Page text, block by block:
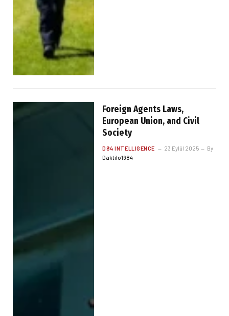
Foreign Agents Laws,
European Union, and Civil
Society
D84 INTELLIGENCE 23 Eylül 2025
By
Daktilo1984